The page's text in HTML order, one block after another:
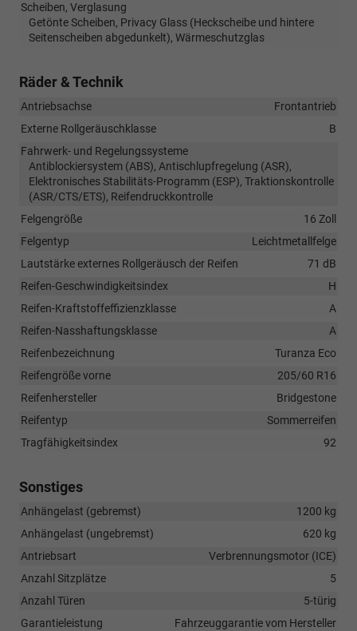
Scheiben, Verglasung
Getönte Scheiben, Privacy Glass (Heckscheibe und hintere
Seitenscheiben abgedunkelt), Wärmeschutzglas
Räder & Technik
Antriebsachse
Frontantrieb
Externe Rollgeräuschklasse
B
Fahrwerk- und Regelungssysteme
Antiblockiersystem (ABS), Antischlupfregelung (ASR),
Elektronisches Stabilitäts-Programm (ESP), Traktionskontrolle
(ASR/CTS/ETS), Reifendruckkontrolle
Felgengröße
16 Zoll
Felgentyp
Leichtmetallfelge
Lautstärke externes Rollgeräusch der Reifen
71 dB
Reifen-Geschwindigkeitsindex
H
Reifen-Kraftstoffeffizienzklasse
A
Reifen-Nasshaftungsklasse
A
Reifenbezeichnung
Turanza Eco
Reifengröße vorne
205/60 R16
Reifenhersteller
Bridgestone
Reifentyp
Sommerreifen
Tragfähigkeitsindex
92
Sonstiges
Anhängelast (gebremst)
1200 kg
Anhängelast (ungebremst)
620 kg
Antriebsart
Verbrennungsmotor (ICE)
Anzahl Sitzplätze
5
Anzahl Türen
5-türig
Garantieleistung
Fahrzeuggarantie vom Hersteller